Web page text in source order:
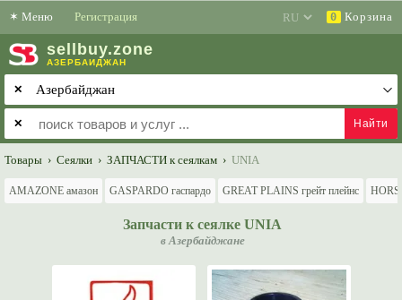
✶ Меню Регистрация 0 Корзина
sell buy.zone
АЗЕРБАЙДЖАН
✕
✕
Товары › Сеялки › ЗАПЧАСТИ к сеялкам › UNIA
AMAZONE амазон GASPARDO гаспардо GREAT PLAINS грейт плейнс
Запчасти к сеялке UNIA
в Азербайджане